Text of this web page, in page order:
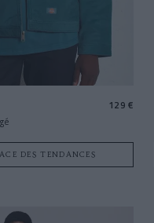
129 €
DES TENDANCES